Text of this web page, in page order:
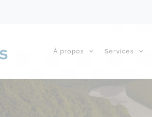
À propos Services